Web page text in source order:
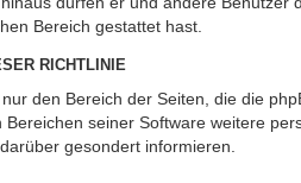
Bereich gestattet hast.
RICHTLINIE
den Bereich der Seiten, die die
seiner Software weitere
gesondert informieren.